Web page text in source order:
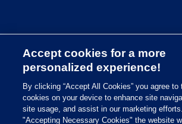
Cookie Richtlinie
Impressum
Datenschutzrichtlinie
Accept cookies for a more
personalized experience!
By clicking “Accept All Cookies” you agree to
cookies on your device to enhance site
site usage, and assist in our marketing
"Accepting Necessary Cookies" the website